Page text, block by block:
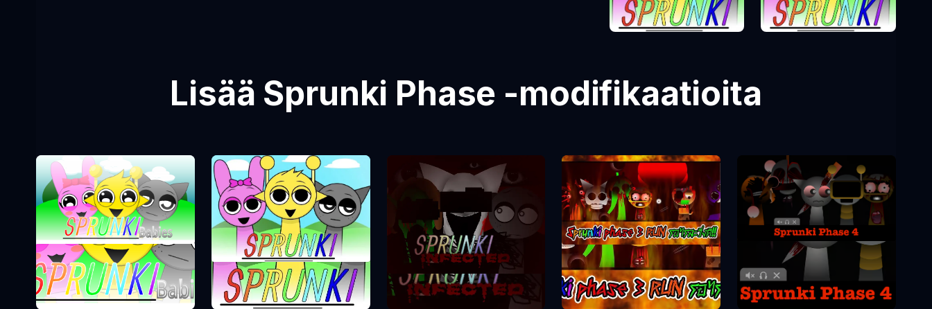
Sprunki Phase Sprunki Phase 1
Lisää Sprunki Phase -modifikaatioita
Sprunki Phase 0
Sprunki Phase 1
Sprunki Phase 2
Sprunki Phase 3 Sprunki Phase 4